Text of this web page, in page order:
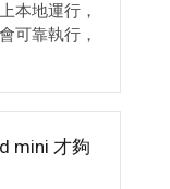
本地運行，
可靠執行，
mini 才夠